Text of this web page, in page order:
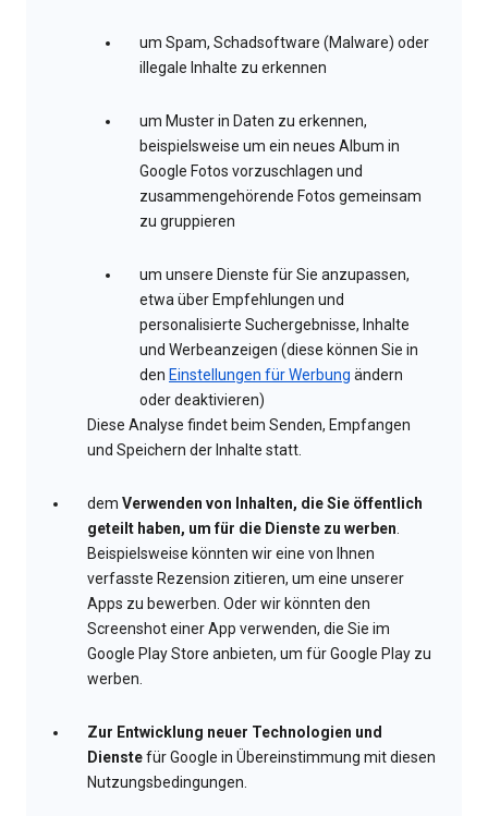
um Spam, Schadsoftware (Malware) oder
illegale Inhalte zu erkennen
um Muster in Daten zu erkennen,
beispielsweise um ein neues Album in
Google Fotos vorzuschlagen und
zusammengehörende Fotos gemeinsam
zu gruppieren
um unsere Dienste für Sie anzupassen,
etwa über Empfehlungen und
personalisierte Suchergebnisse, Inhalte
und Werbeanzeigen (diese können Sie in
den Einstellungen für Werbung ändern
oder deaktivieren)
Diese Analyse findet beim Senden, Empfangen
und Speichern der Inhalte statt.
dem Verwenden von Inhalten, die Sie öffentlich
geteilt haben, um für die Dienste zu werben.
Beispielsweise könnten wir eine von Ihnen
verfasste Rezension zitieren, um eine unserer
Apps zu bewerben. Oder wir könnten den
Screenshot einer App verwenden, die Sie im
Google Play Store anbieten, um für Google Play zu
werben.
Zur Entwicklung neuer Technologien und
Dienstefür Google in Übereinstimmung mit diesen
Nutzungsbedingungen.